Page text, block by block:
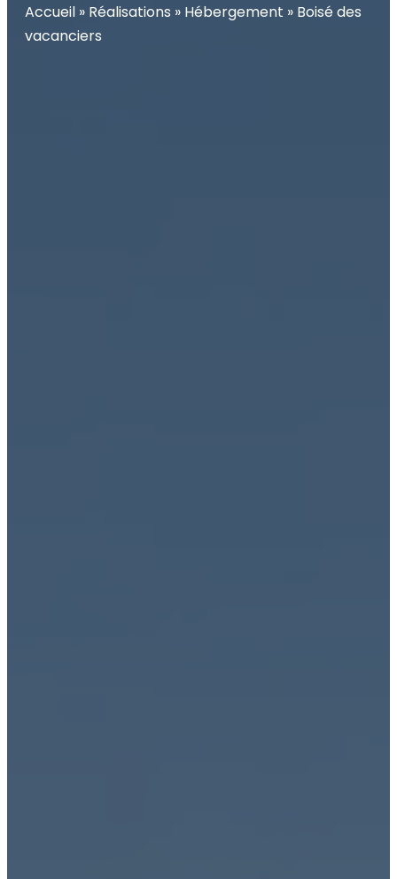
Accueil » Réalisations » Hébergement » Boisé des
vacanciers